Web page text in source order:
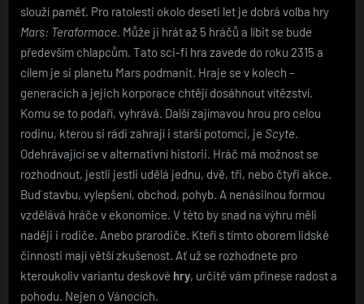
slouží paměť. Pro ratolesti okolo deseti let je dobrá volba hry
Mars: Teraformace. Může ji hrát až 5 hráčů a líbit se bude
především chlapcům. Tato sci-fi hra zavede do roku 2315 a
cílem je si planetu Mars podmanit. Hraje se v kolech –
generacích a jejich korporace chtějí dosáhnout vítězství.
Komu se to podaří, vyhrává. Další zajímavou hrou pro celou
rodinu, kterou si rádi zahrají i starší potomci, je Scyte.
Odehrávající se v alternativní historii. Hráč má možnost se
rozhodnout, jestli jestli udělá jednu, dvě, tři, nebo čtyři akce.
Buď stavbu, vylepšení, obchod, pohyb. A nenásilnou formou
vzdělává hráče v ekonomice. V této by snad na výhru měli
naději i rodiče. Anebo prarodiče. Kteří s tímto oborem lidské
činnosti mají větší zkušenost. Ať už se rozhodnete pro
kteroukoliv variantu deskové hry, určitě vám přinese radost a
pohodu. Nejen o Vánocích.